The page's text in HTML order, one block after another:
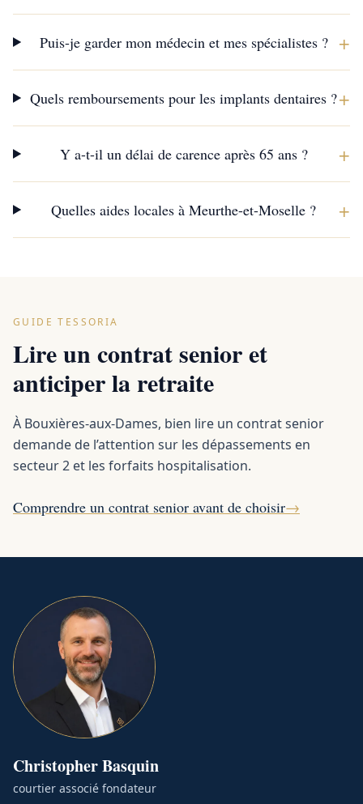
Puis-je garder mon médecin et mes spécialistes ? +
Quels remboursements pour les implants dentaires ?+
Y a-t-il un délai de carence après 65 ans ? +
Quelles aides locales à Meurthe-et-Moselle ? +
GUIDE TESSORIA
Lire un contrat senior et
anticiper la retraite
À Bouxières-aux-Dames, bien lire un contrat senior
demande de l’attention sur les dépassements en
secteur 2 et les forfaits hospitalisation.
Comprendre un contrat senior avant de choisir→
ChristopherBasquin
courtier associé fondateur